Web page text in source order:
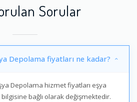
Sorular
Depolama fiyatları ne kadar?
Depolama hizmet fiyatları eşya
bağlı olarak değişmektedir.